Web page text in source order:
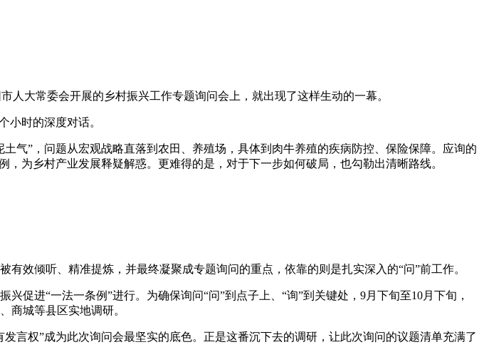
大常委会开展的乡村振兴工作专题询问会上，就出现了这样生动的一幕。
时的深度对话。
”，问题从宏观战略直落到农田、养殖场，具体到肉牛养殖的疾病防控、保险保障。应询的
为乡村产业发展释疑解惑。更难得的是，对于下一步如何破局，也勾勒出清晰路线。
倾听、精准提炼，并最终凝聚成专题询问的重点，依靠的则是扎实深入的“问”前工作。
进“一法一条例”进行。为确保询问“问”到点子上、“询”到关键处，9月下旬至10月下旬，
商城等县区实地调研。
权”成为此次询问会最坚实的底色。正是这番沉下去的调研，让此次询问的议题清单充满了